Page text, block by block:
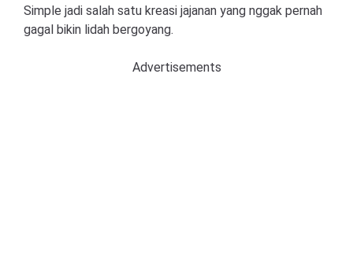
Simple jadi salah satu kreasi jajanan yang nggak pernah
gagal bikin lidah bergoyang.
Advertisements